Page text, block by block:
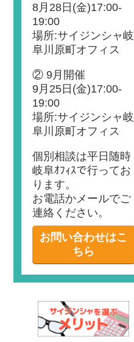
8月28日(金)17:00-
19:00
場所:サイジンシャ岐
阜川原町オフィス
② 9月開催
9月25日(金)17:00-
19:00
場所:サイジンシャ岐
阜川原町オフィス
個別相談は平日随時
岐阜ｵﾌｨｽで行ってお
ります。
お電話かメールでご
連絡ください。
お問い合わせはこ
ちら